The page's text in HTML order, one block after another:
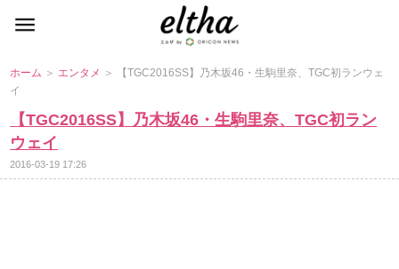
ホーム ＞ エンタメ ＞ 【TGC2016SS】乃木坂46・生駒里奈、TGC初ランウェ
イ
【TGC2016SS】乃木坂46・生駒里奈、TGC初ラン
ウェイ
2016-03-19 17:26